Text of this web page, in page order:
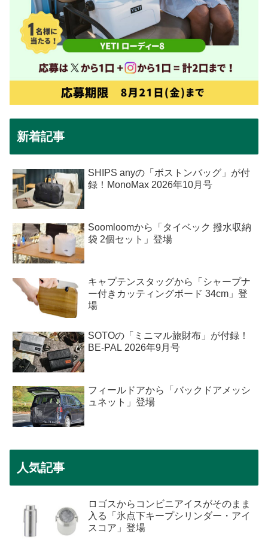
新着記事
SHIPS anyの「ボストンバッグ」が付
録！MonoMax 2026年10月号
Soomloomから「タイベック 撥水収納
袋 2個セット」登場
キャプテンスタッグから「シャープナ
ー付きカッティングボード 34cm」登
場
SOTOの「ミニマル旅財布」が付録！
BE-PAL 2026年9月号
フィールドアから「バックドアメッシ
ュネット」登場
人気記事
ロゴスからコンビニアイスがそのまま
入る「氷点下キープシリンダー・アイ
スコア」登場